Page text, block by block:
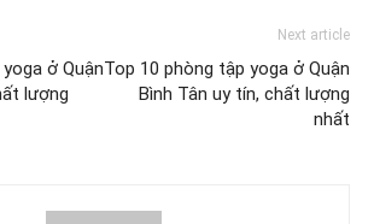
ở Quận
lượng
Next article
Top 10 phòng tập yoga ở Quận
Bình Tân uy tín, chất lượng
nhất